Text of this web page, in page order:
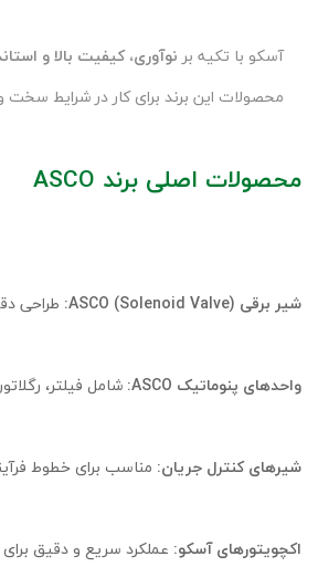
آسکو با تکیه برنوآوری، کیفیت بالا و
محصولات این برند برای کار در شرایط
محصولات اصلی برند ASCO
شیر برقی ASCO (Solenoid Valve): طراحی
واحدهای پنوماتیک ASCO: شامل فیلتر،
شیرهای کنترل جریان: مناسب برای خطوط
اکچویتورهای آسکو: عملکرد سریع و دقیق